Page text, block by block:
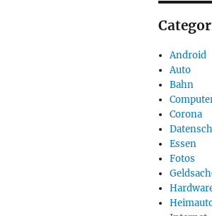
Android
Auto
Bahn
Corona
Essen
Fotos